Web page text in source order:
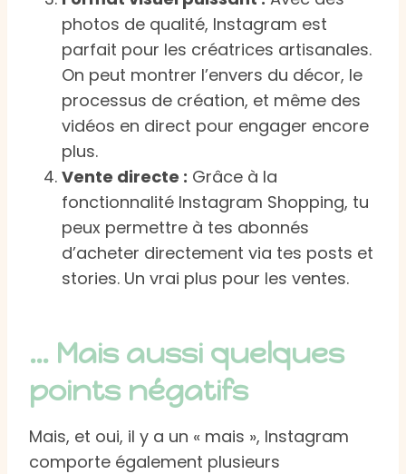
photos de qualité, Instagram est
parfait pour les créatrices artisanales.
On peut montrer l’envers du décor, le
processus de création, et même des
vidéos en direct pour engager encore
plus.
Vente directe : Grâce à la
fonctionnalité Instagram Shopping, tu
peux permettre à tes abonnés
d’acheter directement via tes posts et
stories. Un vrai plus pour les ventes.
… Mais aussi quelques
points négatifs
Mais, et oui, il y a un « mais », Instagram
comporte également plusieurs